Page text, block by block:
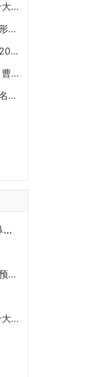
国内十大磨骨专家权威推荐 中国最好的十大磨骨专家排名
北京八大处整形有失败案例吗？八大处整形失败后悔怎么办？怎么投诉？
国内十大三级甲等公立整形外科医院排名2020年
上海九院脂肪填充专家医生排名：张路、 曹卫刚、余力（简介、案例、预约）
全国前十名的整形医院有哪些？全国前十名的公立三甲整形医院排名大全
2026郑州隆鼻专家有哪些？胡志成、周蔚、张海洋、王启立、张鹏、李冰谁做鼻子更好？
中国最好的面部提升专家：祝东升（案例预约）五层面部提升怎么样？
国内十大磨骨专家权威推荐 中国最好的十大磨骨专家排名